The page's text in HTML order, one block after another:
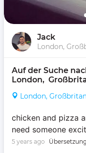
Jack
London,
Auf der Suche
London,
London,
chicken and pizza
need someone
5 years ago Übersetzung